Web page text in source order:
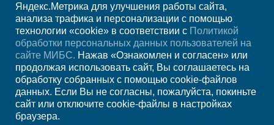
+7 (4012) 957-300
ежедн. 7.00-23.00
РегионКалининград
Записаться на
прием
Яндекс.Метрика для улучшения работы сайта,
анализа трафика и персонализации с помощью
технологии «cookie» в соответствии с Политикой
обработки персональных данных пользователей на
сайте МИБС. Нажав «Ознакомлен и согласен» или
продолжая использовать сайт, Вы соглашаетесь на
обработку собранных с помощью cookie-файлов
данных. Если Вы не согласны, пожалуйста, покиньте
сайт или отключите cookie-файлы в настройках
браузера.